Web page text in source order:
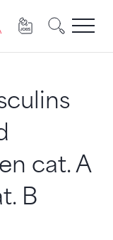
benötigt.
cat. A
B